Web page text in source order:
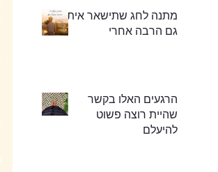
מתנה לחג שתישאר איתך
גם הרבה אחרי
הרגעים האלו בקשר
שהיית רוצה פשוט
להיעלם